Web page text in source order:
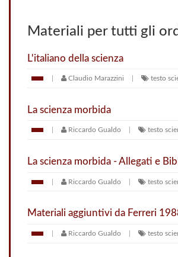
Materiali per tutti gli
L'italiano della scienza
Claudio Marazzini testo
La scienza morbida
Riccardo Gualdo testo
La scienza morbida - Allegati e
Riccardo Gualdo testo
Materiali aggiuntivi da Ferreri
Riccardo Gualdo testo